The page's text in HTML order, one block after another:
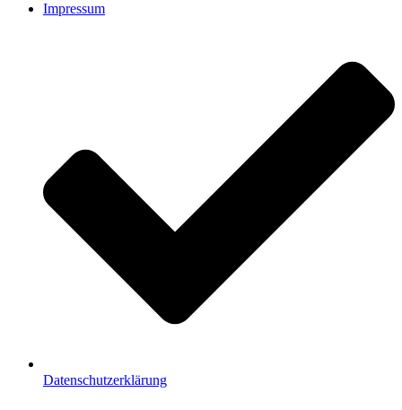
Impressum
Datenschutzerklärung